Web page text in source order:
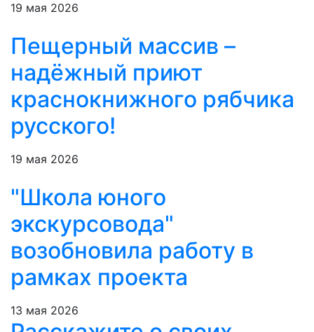
19 мая 2026
Пещерный массив –
надёжный приют
краснокнижного рябчика
русского!
19 мая 2026
"Школа юного
экскурсовода"
возобновила работу в
рамках проекта
13 мая 2026